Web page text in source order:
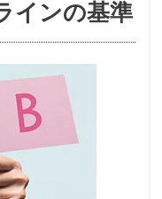
インの基準